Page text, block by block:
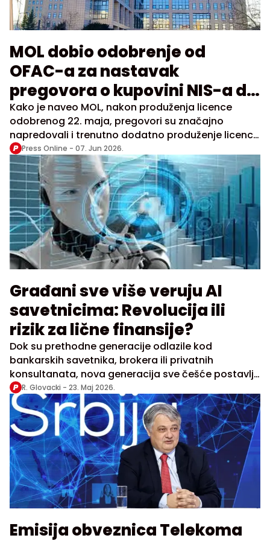
MOL dobio odobrenje od
OFAC-a za nastavak
pregovora o kupovini NIS-a do
16. juna
Kako je naveo MOL, nakon produženja licence
odobrenog 22. maja, pregovori su značajno
napredovali i trenutno dodatno produženje licence
omogućava finalizaciju transakcione
dokumentacije
Press Online - 07. Jun 2026.
Građani sve više veruju AI
savetnicima: Revolucija ili
rizik za lične finansije?
Dok su prethodne generacije odlazile kod
bankarskih savetnika, brokera ili privatnih
konsultanata, nova generacija sve češće postavlja
pitanja direktno četbotovima
R. Glovacki - 23. Maj 2026.
Emisija obveznica Telekoma